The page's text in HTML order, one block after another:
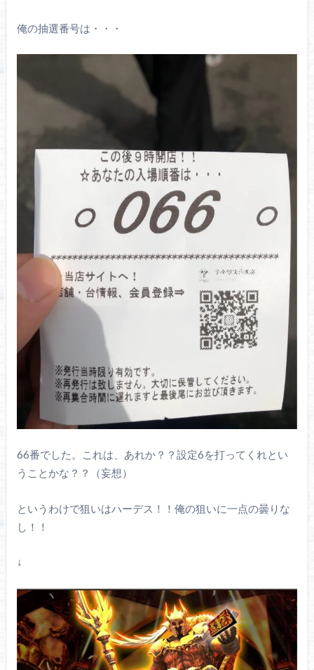
俺の抽選番号は・・・
66番でした。これは、あれか？？設定6を打ってくれとい
うことかな？？（妄想）
というわけで狙いはハーデス！！俺の狙いに一点の曇りな
し！！
↓